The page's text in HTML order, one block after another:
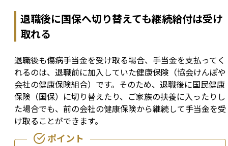
退職後に国保へ切り替えても継続給付は受け
取れる
退職後も傷病手当金を受け取る場合、手当金を支払ってく
れるのは、退職前に加入していた健康保険（協会けんぽや
会社の健康保険組合）です。そのため、退職後に国民健康
保険（国保）に切り替えたり、ご家族の扶養に入ったりし
た場合でも、前の会社の健康保険から継続して手当金を受
け取ることができます。